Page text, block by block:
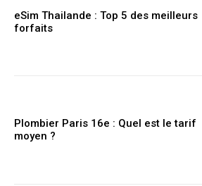
eSim Thailande : Top 5 des meilleurs
forfaits
Plombier Paris 16e : Quel est le tarif
moyen ?